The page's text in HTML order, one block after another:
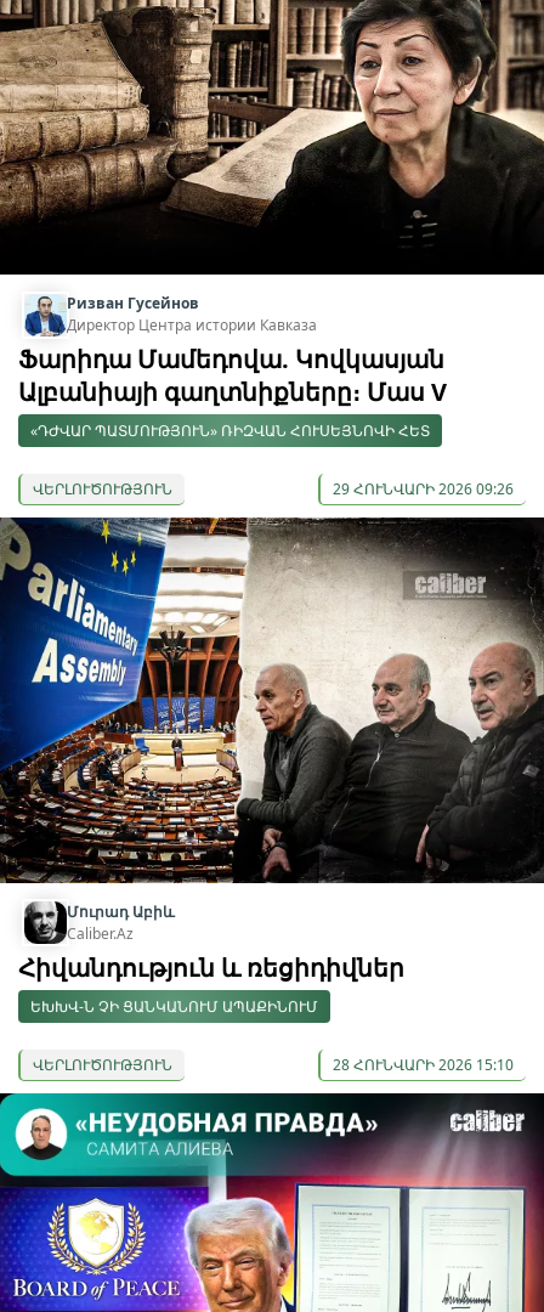
Ризван Гусейнов
Директор Центра истории Кавказа
Ֆարիդա Մամեդովա. Կովկասյան
Ալբանիայի գաղտնիքները։ Մաս V
«ԴԺՎԱՐ ՊԱՏՄՈՒԹՅՈՒՆ» ՌԻԶՎԱՆ ՀՈՒՍԵՅՆՈՎԻ ՀԵՏ
ՎԵՐԼՈՒԾՈՒԹՅՈՒՆ 29 ՀՈՒՆՎԱՐԻ 2026 09:26
Մուրադ Աբիև
Caliber.Az
Հիվանդություն և ռեցիդիվներ
ԵԽԽՎ-Ն ՉԻ ՑԱՆԿԱՆՈՒՄ ԱՊԱՔԻՆՈՒՄ
ՎԵՐԼՈՒԾՈՒԹՅՈՒՆ 28 ՀՈՒՆՎԱՐԻ 2026 15:10